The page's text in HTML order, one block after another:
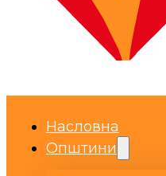
Насловна
Општини